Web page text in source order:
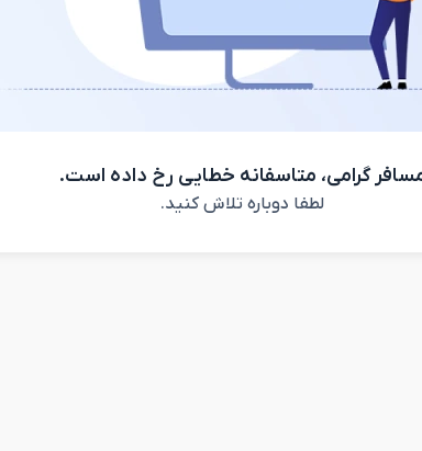
گرامی، متاسفانه خطایی رخ داده است.
لطفا دوباره تلاش کنید.